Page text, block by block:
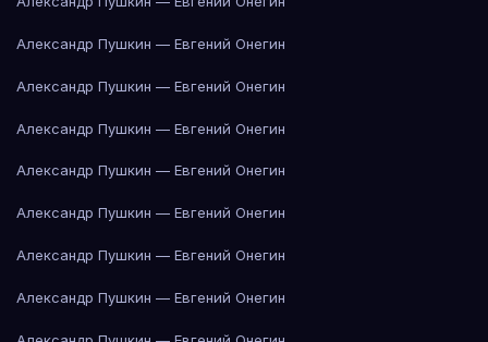
Александр Пушкин — Евгений Онегин
Александр Пушкин — Евгений Онегин
Александр Пушкин — Евгений Онегин
Александр Пушкин — Евгений Онегин
Александр Пушкин — Евгений Онегин
Александр Пушкин — Евгений Онегин
Александр Пушкин — Евгений Онегин